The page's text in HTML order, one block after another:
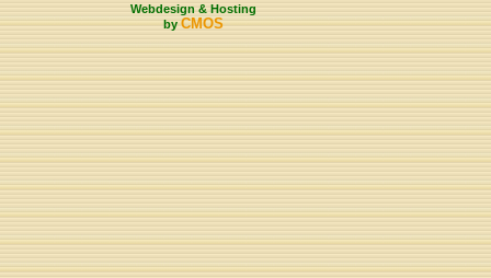
Webdesign & Hosting
byCMOS